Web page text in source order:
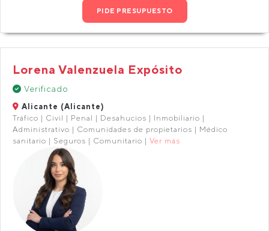
PIDE PRESUPUESTO
Lorena Valenzuela Expósito
Verificado
Alicante (Alicante)
Tráfico | Civil | Penal | Desahucios | Inmobiliario |
Administrativo | Comunidades de propietarios | Médico
sanitario | Seguros | Comunitario | Ver más